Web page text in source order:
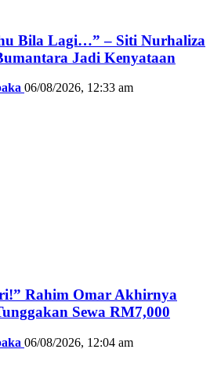
Bila Lagi…” – Siti Nurhaliza
Jadi Kenyataan
06/08/2026, 12:33 am
Rahim Omar Akhirnya
Sewa RM7,000
06/08/2026, 12:04 am